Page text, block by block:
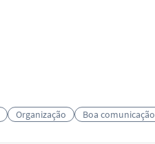
Organização Boa comunicação